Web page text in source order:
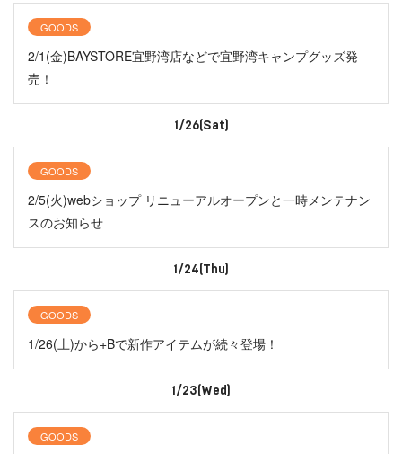
GOODS
2/1(金)BAYSTORE宜野湾店などで宜野湾キャンプグッズ発
売！
1/26(Sat)
GOODS
2/5(火)webショップ リニューアルオープンと一時メンテナン
スのお知らせ
1/24(Thu)
GOODS
1/26(土)から+Bで新作アイテムが続々登場！
1/23(Wed)
GOODS